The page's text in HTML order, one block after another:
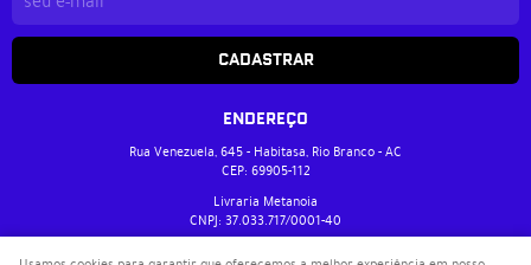
CADASTRAR
ENDEREÇO
Rua Venezuela, 645- Habitasa, Rio Branco-AC
CEP: 69905-112
Livraria Metanoia
CNPJ: 37.033.717/0001-40